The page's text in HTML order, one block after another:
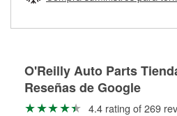
partes de reemplazo correctas
O'Reilly Auto Parts
Reseñas de Google
4.4 rating of 269